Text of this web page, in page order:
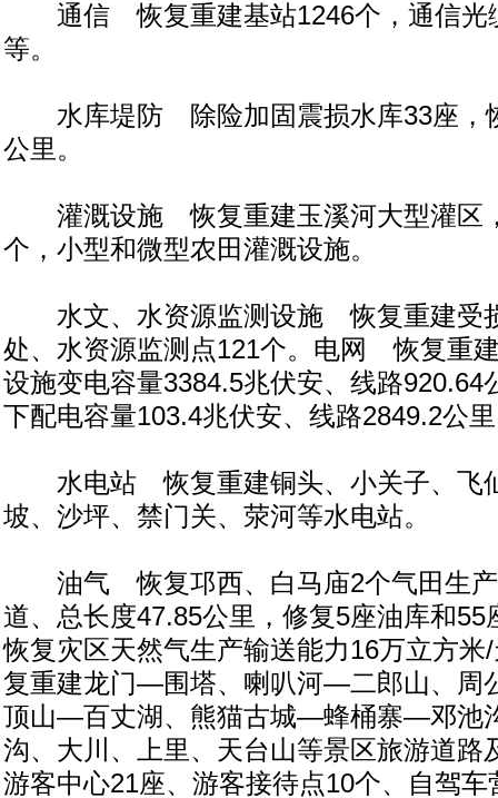
通信 恢复重建基站1246个，通信光
等。
水库堤防 除险加固震损水库33座，
公里。
灌溉设施 恢复重建玉溪河大型灌区
个，小型和微型农田灌溉设施。
水文、水资源监测设施 恢复重建受
处、水资源监测点121个。电网 恢复重
设施变电容量3384.5兆伏安、线路920.64
下配电容量103.4兆伏安、线路2849.2公
水电站 恢复重建铜头、小关子、飞
坡、沙坪、禁门关、荥河等水电站。
油气 恢复邛西、白马庙2个气田生产
道、总长度47.85公里，修复5座油库和55
恢复灾区天然气生产输送能力16万立方
复重建龙门—围塔、喇叭河—二郎山、周
顶山—百丈湖、熊猫古城—蜂桶寨—邓池
沟、大川、上里、天台山等景区旅游道路
游客中心21座、游客接待点10个、自驾